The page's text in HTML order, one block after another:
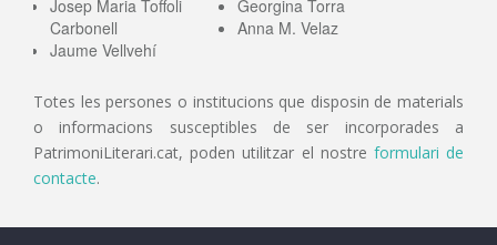
Josep Maria Toffoli
Carbonell
Georgina Torra
Anna M. Velaz
Jaume Vellvehí
Totes les persones o institucions que disposin de materials
o informacions susceptibles de ser incorporades a
PatrimoniLiterari.cat, poden utilitzar el nostre formulari de
contacte.